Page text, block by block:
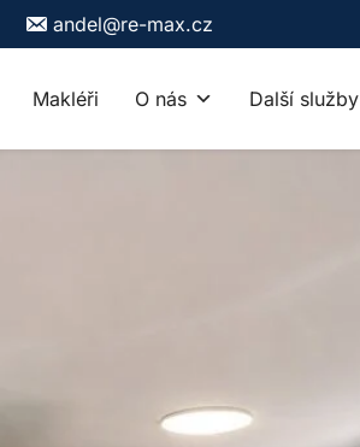
andel@re-max.cz
Makléři O nás Další služby